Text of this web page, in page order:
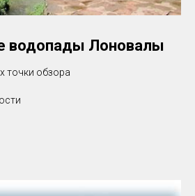
водопады Лоновалы
точки обзора